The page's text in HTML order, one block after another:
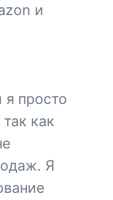
и
просто
как
Я